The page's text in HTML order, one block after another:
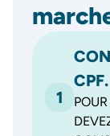
1
CPF.